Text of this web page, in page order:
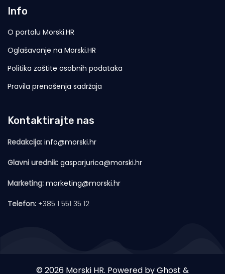
Info
O portalu Morski.HR
Oglašavanje na Morski.HR
Politika zaštite osobnih podataka
Pravila prenošenja sadržaja
Kontaktirajte nas
Redakcija: info@morski.hr
Glavni urednik: gasparjurica@morski.hr
Marketing: marketing@morski.hr
Telefon: +385 1 551 35 12
© 2026 Morski HR. Powered byGhost &